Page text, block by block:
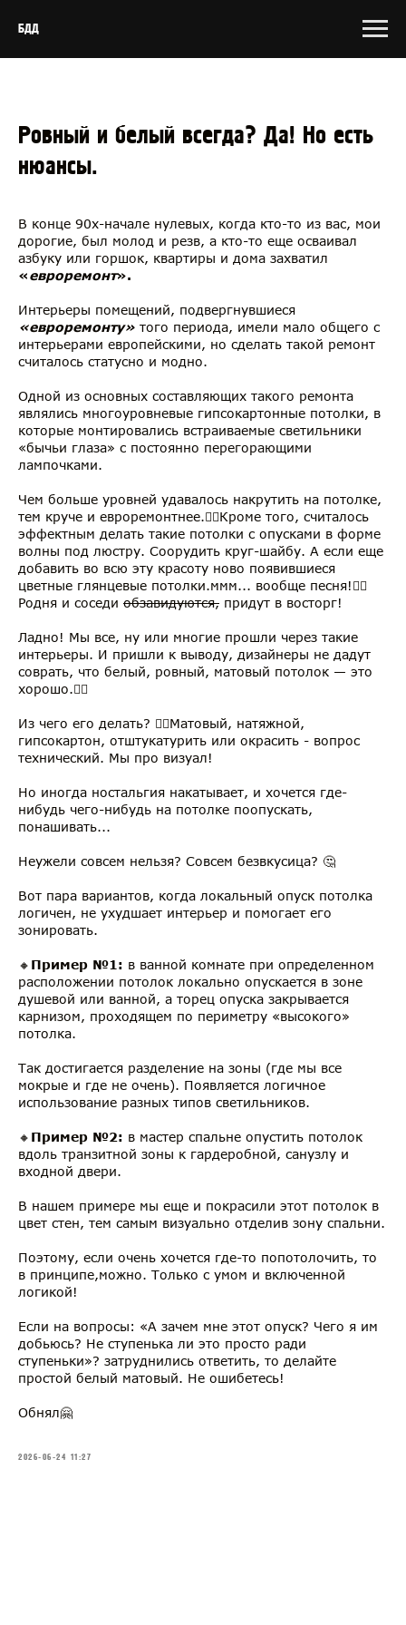
БДД
Ровный и белый всегда? Да! Но есть
нюансы.
В конце 90х-начале нулевых, когда кто-то из вас, мои
дорогие, был молод и резв, а кто-то еще осваивал
азбуку или горшок, квартиры и дома захватил
«евроремонт».
Интерьеры помещений, подвергнувшиеся
«евроремонту» того периода, имели мало общего с
интерьерами европейскими, но сделать такой ремонт
считалось статусно и модно.
Одной из основных составляющих такого ремонта
являлись многоуровневые гипсокартонные потолки, в
которые монтировались встраиваемые светильники
«бычьи глаза» с постоянно перегорающими
лампочками.
Чем больше уровней удавалось накрутить на потолке,
тем круче и евроремонтнее.👍🏻Кроме того, считалось
эффектным делать такие потолки с опусками в форме
волны под люстру. Соорудить круг-шайбу. А если еще
добавить во всю эту красоту ново появившиеся
цветные глянцевые потолки.ммм... вообще песня!👌🏼
Родня и соседи обзавидуются, придут в восторг!
Ладно! Мы все, ну или многие прошли через такие
интерьеры. И пришли к выводу, дизайнеры не дадут
соврать, что белый, ровный, матовый потолок — это
хорошо.👌🏼
Из чего его делать? 👇🏻Матовый, натяжной,
гипсокартон, отштукатурить или окрасить - вопрос
технический. Мы про визуал!
Но иногда ностальгия накатывает, и хочется где-
нибудь чего-нибудь на потолке поопускать,
понашивать...
Неужели совсем нельзя? Совсем безвкусица? 🤔
Вот пара вариантов, когда локальный опуск потолка
логичен, не ухудшает интерьер и помогает его
зонировать.
🔸 Пример №1: в ванной комнате при определенном
расположении потолок локально опускается в зоне
душевой или ванной, а торец опуска закрывается
карнизом, проходящем по периметру «высокого»
потолка.
Так достигается разделение на зоны (где мы все
мокрые и где не очень). Появляется логичное
использование разных типов светильников.
🔸 Пример №2: в мастер спальне опустить потолок
вдоль транзитной зоны к гардеробной, санузлу и
входной двери.
В нашем примере мы еще и покрасили этот потолок в
цвет стен, тем самым визуально отделив зону спальни.
Поэтому, если очень хочется где-то попотолочить, то
в принципе,можно. Только с умом и включенной
логикой!
Если на вопросы: «А зачем мне этот опуск? Чего я им
добьюсь? Не ступенька ли это просто ради
ступеньки»? затруднились ответить, то делайте
простой белый матовый. Не ошибетесь!
Обнял🤗
2026-06-24 11:27